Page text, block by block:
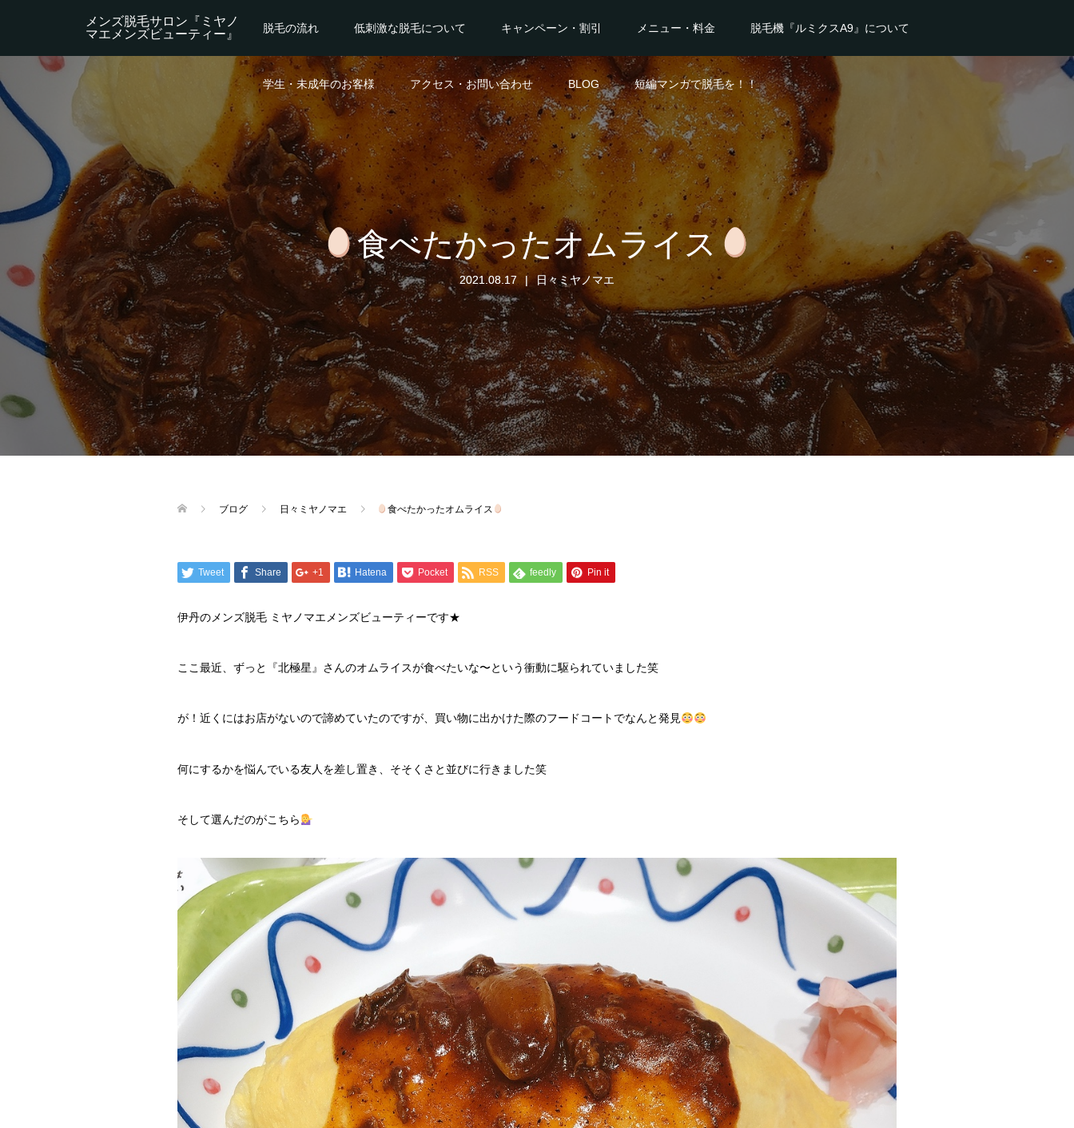
メンズ脱毛サロン『ミヤノ
マエメンズビューティー』
脱毛の流れ 低刺激な脱毛について キャンペーン・割引 メニュー・料金 脱毛機『ルミクスA9』について
学生・未成年のお客様 アクセス・お問い合わせ BLOG 短編マンガで脱毛を！！
食べたかったオムライス
2021.08.17 日々ミヤノマエ
ブログ 日々ミヤノマエ 食べたかったオムライス
Tweet Share +1 Hatena Pocket RSS feedly Pin it
伊丹のメンズ脱毛 ミヤノマエメンズビューティーです★
ここ最近、ずっと『北極星』さんのオムライスが食べたいな〜という衝動に駆られていました笑
が！近くにはお店がないので諦めていたのですが、買い物に出かけた際のフードコートでなんと発見
何にするかを悩んでいる友人を差し置き、そそくさと並びに行きました笑
そして選んだのがこちら